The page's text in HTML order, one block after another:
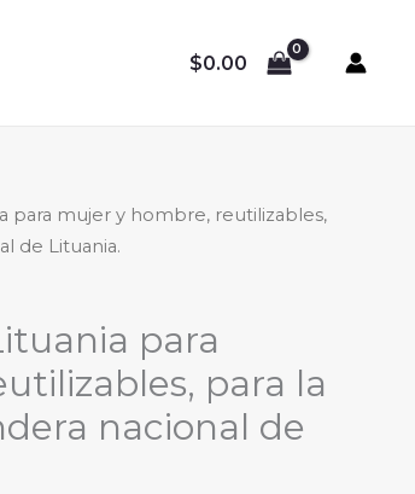
$0.00
para mujer y hombre, reutilizables,
de Lituania.
para
para la
nacional de